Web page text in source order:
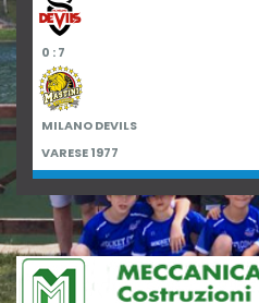
0 : 7
MILANO DEVILS
VARESE 1977